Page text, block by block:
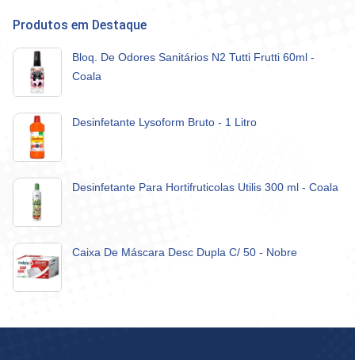
Produtos em Destaque
Bloq. De Odores Sanitários N2 Tutti Frutti 60ml -
Coala
Desinfetante Lysoform Bruto - 1 Litro
Desinfetante Para Hortifruticolas Utilis 300 ml - Coala
Caixa De Máscara Desc Dupla C/ 50 - Nobre